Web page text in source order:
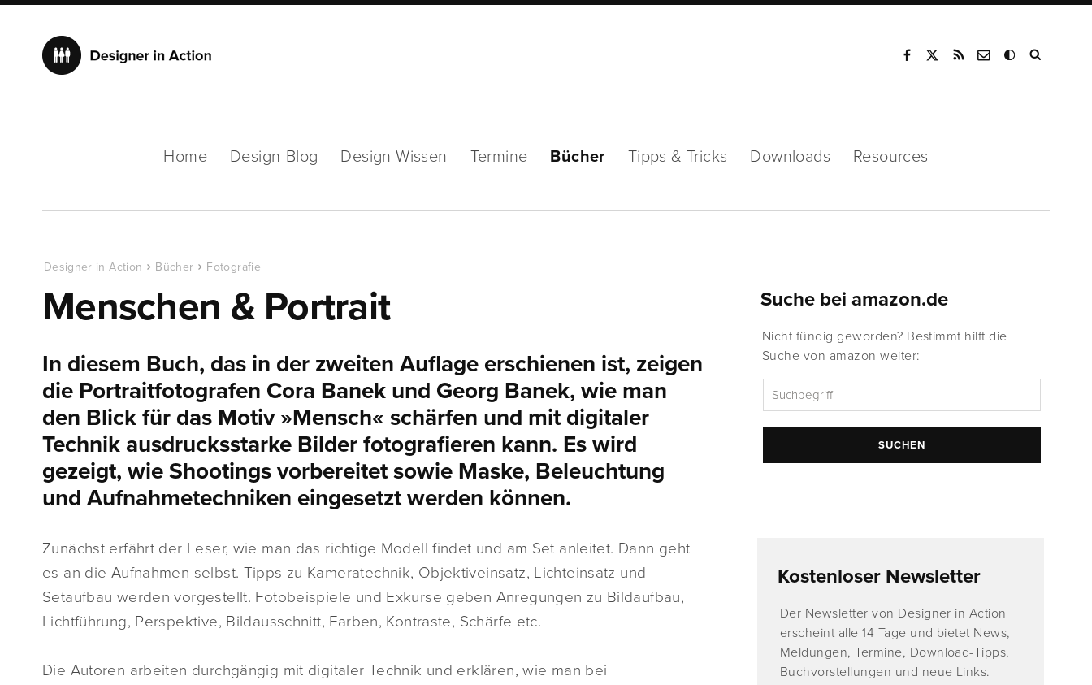
Home Design-Blog Design-Wissen Termine Bücher Tipps & Tricks Downloads Resources
Designer in Action Bücher Fotografie
Menschen & Portrait
In diesem Buch, das in der zweiten Auflage erschienen ist, zeigen
die Portraitfotografen Cora Banek und Georg Banek, wie man
den Blick für das Motiv »Mensch« schärfen und mit digitaler
Technik ausdrucksstarke Bilder fotografieren kann. Es wird
gezeigt, wie Shootings vorbereitet sowie Maske, Beleuchtung
und Aufnahmetechniken eingesetzt werden können.
Zunächst erfährt der Leser, wie man das richtige Modell findet und am Set anleitet. Dann geht
es an die Aufnahmen selbst. Tipps zu Kameratechnik, Objektiveinsatz, Lichteinsatz und
Setaufbau werden vorgestellt. Fotobeispiele und Exkurse geben Anregungen zu Bildaufbau,
Lichtführung, Perspektive, Bildausschnitt, Farben, Kontraste, Schärfe etc.
Die Autoren arbeiten durchgängig mit digitaler Technik und erklären, wie man bei
Suche bei amazon.de
Nicht fündig geworden? Bestimmt hilft die
Suche von amazon weiter:
SUCHEN
Kostenloser Newsletter
Der Newsletter von Designer in Action
erscheint alle 14 Tage und bietet News,
Meldungen, Termine, Download-Tipps,
Buchvorstellungen und neue Links.